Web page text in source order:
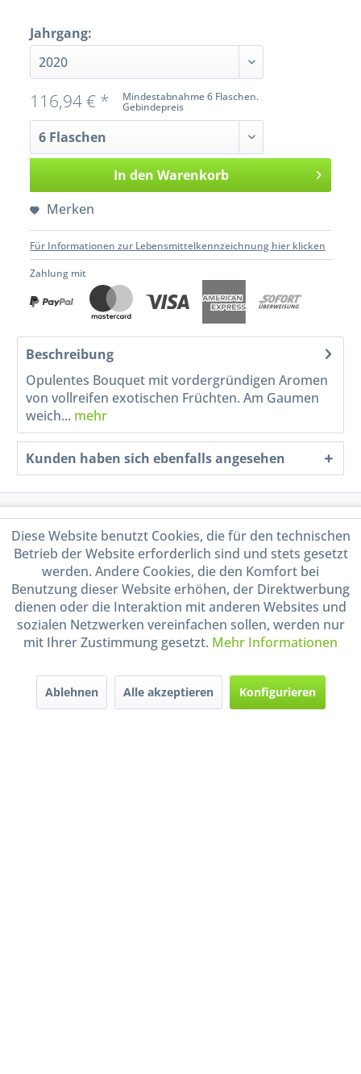
Jahrgang:
Mindestabnahme 6 Flaschen.
Gebindepreis
116,94 € *
In den Warenkorb
Merken
Für Informationen zur Lebensmittelkennzeichnung hier klicken
Zahlung mit
Beschreibung
Opulentes Bouquet mit vordergründigen Aromen
von vollreifen exotischen Früchten. Am Gaumen
weich... mehr
Kunden haben sich ebenfalls angesehen
Shop Service
Informationen
Handel mit BIO-Weinen
durch DE-ÖKO-009
Diese Website benutzt Cookies, die für den technischen
Betrieb der Website erforderlich sind und stets gesetzt
werden. Andere Cookies, die den Komfort bei
Benutzung dieser Website erhöhen, der Direktwerbung
dienen oder die Interaktion mit anderen Websites und
sozialen Netzwerken vereinfachen sollen, werden nur
mit Ihrer Zustimmung gesetzt. Mehr Informationen
Ablehnen Alle akzeptieren Konfigurieren